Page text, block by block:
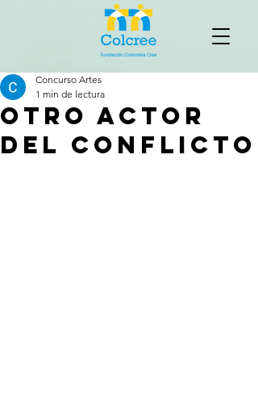
Otro actor
del conflicto
Concurso Artes
1 min de lectura